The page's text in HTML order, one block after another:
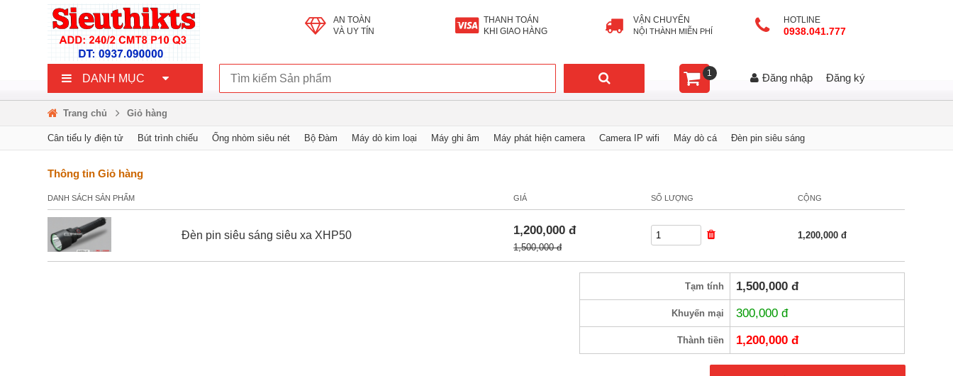
AN TOÀN
VÀ UY TÍN
THANH TOÁN
KHI GIAO HÀNG
VẬN CHUYỂN
NỘI THÀNH MIỄN PHÍ
HOTLINE
0938.041.777
DANH MỤC 1 Đăng nhập Đăng ký
Trang chủ Giỏ hàng
Cân tiểu ly điện tử Bút trình chiếu Ống nhòm siêu nét Bộ Đàm Máy dò kim loại Máy ghi âm Máy phát hiện camera Camera IP wifi Máy dò cá Đèn pin siêu sáng
Thông tin Giỏ hàng
DANH SÁCH SẢN PHẨM GIÁ SỐ LƯỢNG CỘNG
Đèn pin siêu sáng siêu xa XHP50 1,200,000 đ
1,500,000 đ
1,200,000 đ
Tạm tính 1,500,000 đ
Khuyến mại 300,000 đ
Thành tiền 1,200,000 đ